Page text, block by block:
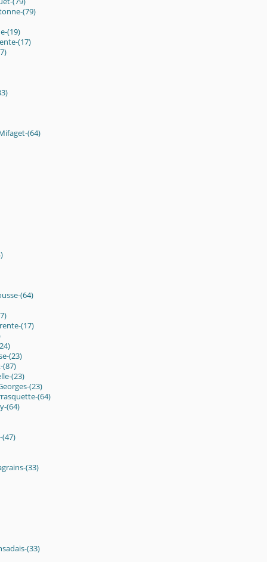
(79)
(19)
(17)
(64)
(64)
(17)
(23)
(87)
(23)
(23)
(64)
(64)
(47)
(33)
(33)